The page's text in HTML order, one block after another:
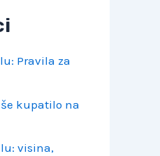
Pravila za
kupatilo na
visina,